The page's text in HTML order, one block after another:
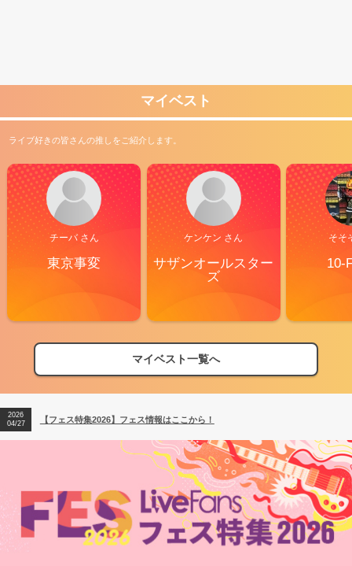
マイベスト
ライブ好きの皆さんの推しをご紹介します。
チーバ さん
東京事変
ケンケン さん
サザンオールスター
ズ
そそ
10-
マイベスト一覧へ
【フェス特集2026】フェス情報はここから！
【ライブ動員ランキング】2026年上半期編発表！
2026
04/27
【フェス特集2026】フェス情報はここから！
2026
【ライブ動員ランキング】2026年上半期編発表！